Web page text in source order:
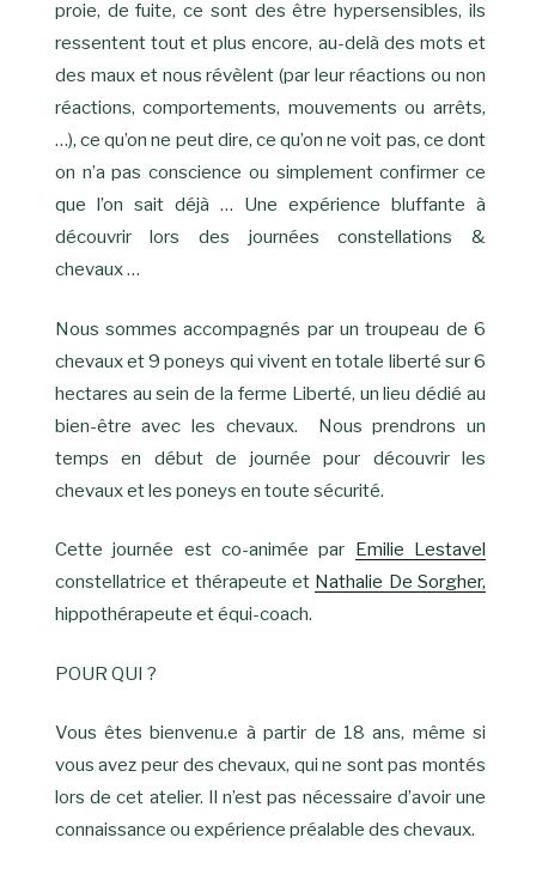
proie, de fuite, ce sont des être hypersensibles, ils
ressentent tout et plus encore, au-delà des mots et
des maux et nous révèlent (par leur réactions ou non
réactions, comportements, mouvements ou arrêts,
…), ce qu’on ne peut dire, ce qu’on ne voit pas, ce dont
on n’a pas conscience ou simplement confirmer ce
que l’on sait déjà … Une expérience bluffante à
découvrir lors des journées constellations &
chevaux …
Nous sommes accompagnés par un troupeau de 6
chevaux et 9 poneys qui vivent en totale liberté sur 6
hectares au sein de la ferme Liberté, un lieu dédié au
bien-être avec les chevaux. Nous prendrons un
temps en début de journée pour découvrir les
chevaux et les poneys en toute sécurité.
Cette journée est co-animée par Emilie Lestavel
constellatrice et thérapeute et Nathalie De Sorgher,
hippothérapeute et équi-coach.
POUR QUI ?
Vous êtes bienvenu.e à partir de 18 ans, même si
vous avez peur des chevaux, qui ne sont pas montés
lors de cet atelier. Il n’est pas nécessaire d’avoir une
connaissance ou expérience préalable des chevaux.